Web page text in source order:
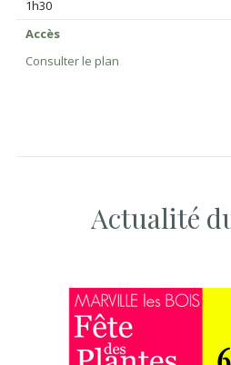
1h30
Accès
Consulter le plan
Actualité